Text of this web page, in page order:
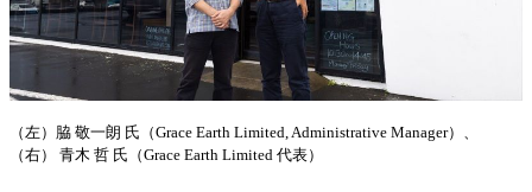
（左）脇 敬一朗 氏（Grace Earth Limited, Administrative Manager）、
（右） 青木 哲 氏（Grace Earth Limited 代表）